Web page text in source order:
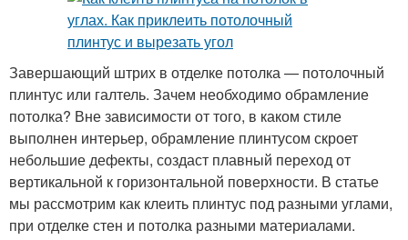
Завершающий штрих в отделке потолка — потолочный
плинтус или галтель. Зачем необходимо обрамление
потолка? Вне зависимости от того, в каком стиле
выполнен интерьер, обрамление плинтусом скроет
небольшие дефекты, создаст плавный переход от
вертикальной к горизонтальной поверхности. В статье
мы рассмотрим как клеить плинтус под разными углами,
при отделке стен и потолка разными материалами.